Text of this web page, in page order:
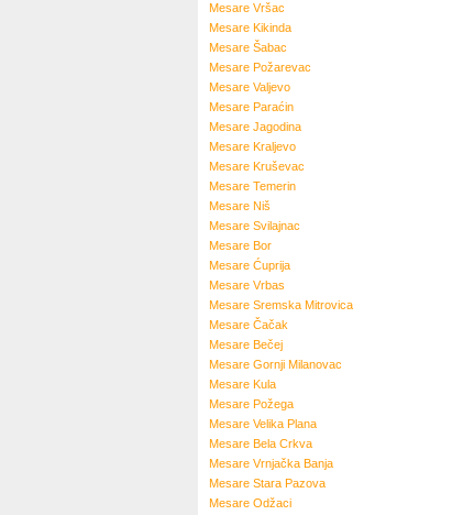
Mesare Vršac
Mesare Kikinda
Mesare Šabac
Mesare Požarevac
Mesare Valjevo
Mesare Paraćin
Mesare Jagodina
Mesare Kraljevo
Mesare Kruševac
Mesare Temerin
Mesare Niš
Mesare Svilajnac
Mesare Bor
Mesare Ćuprija
Mesare Vrbas
Mesare Sremska Mitrovica
Mesare Čačak
Mesare Bečej
Mesare Gornji Milanovac
Mesare Kula
Mesare Požega
Mesare Velika Plana
Mesare Bela Crkva
Mesare Vrnjačka Banja
Mesare Stara Pazova
Mesare Odžaci